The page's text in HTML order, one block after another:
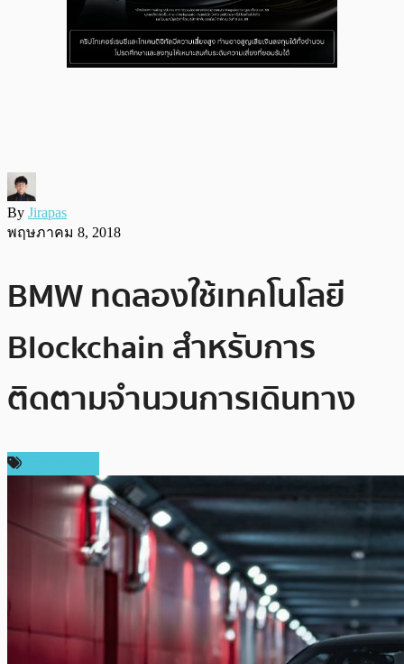
By Jirapas
พฤษภาคม 8, 2018
BMW ทดลองใช้เทคโนโลยี
Blockchain สำหรับการ
ติดตามจำนวนการเดินทาง